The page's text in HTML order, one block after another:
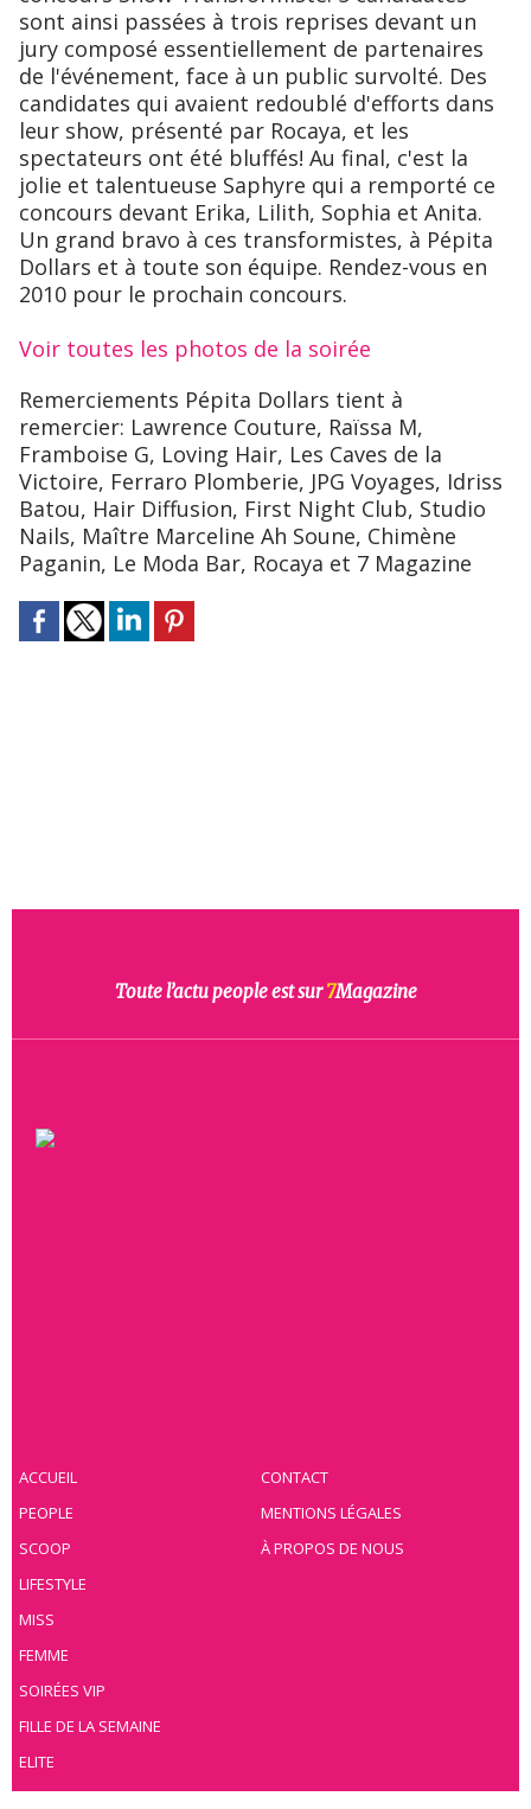
sont ainsi passées à trois reprises devant un
jury composé essentiellement de partenaires
de l'événement, face à un public survolté. Des
candidates qui avaient redoublé d'efforts dans
leur show, présenté par Rocaya, et les
spectateurs ont été bluffés! Au final, c'est la
jolie et talentueuse Saphyre qui a remporté ce
concours devant Erika, Lilith, Sophia et Anita.
Un grand bravo à ces transformistes, à Pépita
Dollars et à toute son équipe. Rendez-vous en
2010 pour le prochain concours.
Voir toutes les photos de la soirée
Remerciements Pépita Dollars tient à
remercier: Lawrence Couture, Raïssa M,
Framboise G, Loving Hair, Les Caves de la
Victoire, Ferraro Plomberie, JPG Voyages, Idriss
Batou, Hair Diffusion, First Night Club, Studio
Nails, Maître Marceline Ah Soune, Chimène
Paganin, Le Moda Bar, Rocaya et 7 Magazine
Toute l’actu people est sur7Magazine
ACCUEIL
PEOPLE
SCOOP
LIFESTYLE
MISS
FEMME
SOIRÉES VIP
FILLE DE LA SEMAINE
ELITE
CONTACT
MENTIONS LÉGALES
À PROPOS DE NOUS